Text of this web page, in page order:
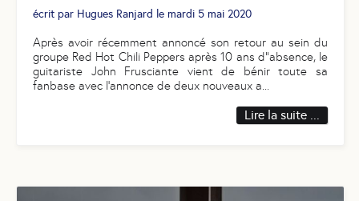
écrit par Hugues Ranjard le mardi 5 mai 2020
Après avoir récemment annoncé son retour au sein du
groupe Red Hot Chili Peppers après 10 ans d"absence, le
guitariste John Frusciante vient de bénir toute sa
fanbase avec l’annonce de deux nouveaux a
Lire la suite ...